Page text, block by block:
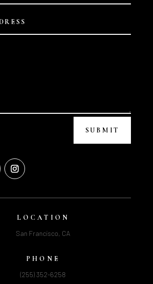
SUBMIT
LOCATION
San Francisco, CA
PHONE
(255) 352-6258